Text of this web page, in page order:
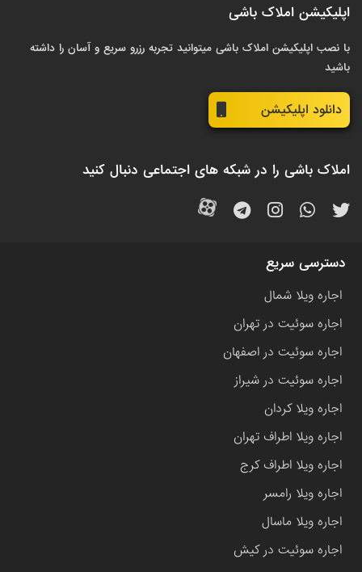
اپلیکیشن املاک باشی
با نصب اپلیکیشن املاک باشی میتوانید تجربه رزرو سریع و آسان را داشته
باشید
دانلود اپلیکیشن
املاک باشی را در شبکه های اجتماعی دنبال کنید
دسترسی سریع
اجاره ویلا شمال
اجاره سوئیت در تهران
اجاره سوئیت در اصفهان
اجاره سوئیت در شیراز
اجاره ویلا کردان
اجاره ویلا اطراف تهران
اجاره ویلا اطراف کرج
اجاره ویلا رامسر
اجاره ویلا ماسال
اجاره سوئیت در کیش